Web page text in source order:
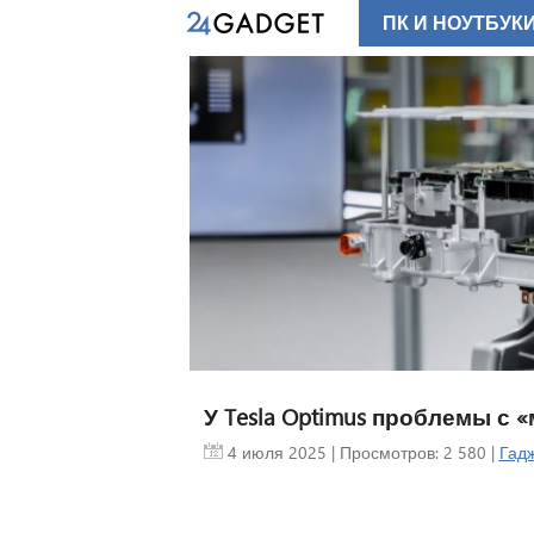
У Tesla Optimus проблемы с
4 июля 2025 | Просмотров: 2 580 |
ПК И НОУТБУКИ